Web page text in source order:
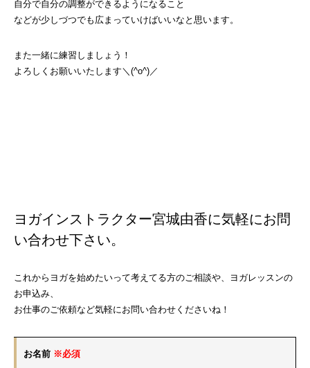
自分で自分の調整ができるようになること
などが少しづつでも広まっていけばいいなと思います。
また一緒に練習しましょう！
よろしくお願いいたします＼(^o^)／
ヨガインストラクター宮城由香に気軽にお問
い合わせ下さい。
これからヨガを始めたいって考えてる方のご相談や、ヨガレッスンの
お申込み、
お仕事のご依頼など気軽にお問い合わせくださいね！
お名前 ※必須